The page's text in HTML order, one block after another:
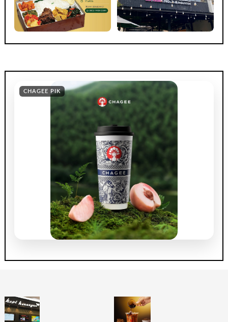
CHAGEE PIK